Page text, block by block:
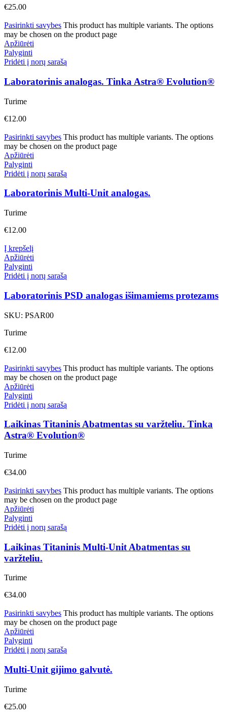
€25.00
Pasirinkti savybes This product has multiple variants. The options
may be chosen on the product page
Apžiūrėti
Palyginti
Pridėti į norų sarašą
Laboratorinis analogas. Tinka Astra® Evolution®
Turime
€12.00
Pasirinkti savybes This product has multiple variants. The options
may be chosen on the product page
Apžiūrėti
Palyginti
Pridėti į norų sarašą
Laboratorinis Multi-Unit analogas.
Turime
€12.00
Į krepšelį
Apžiūrėti
Palyginti
Pridėti į norų sarašą
Laboratorinis PSD analogas išimamiems protezams
SKU: PSAR00
Turime
€12.00
Pasirinkti savybes This product has multiple variants. The options
may be chosen on the product page
Apžiūrėti
Palyginti
Pridėti į norų sarašą
Laikinas Titaninis Abatmentas su varžteliu. Tinka
Astra® Evolution®
Turime
€34.00
Pasirinkti savybes This product has multiple variants. The options
may be chosen on the product page
Apžiūrėti
Palyginti
Pridėti į norų sarašą
Laikinas Titaninis Multi-Unit Abatmentas su
varžteliu.
Turime
€34.00
Pasirinkti savybes This product has multiple variants. The options
may be chosen on the product page
Apžiūrėti
Palyginti
Pridėti į norų sarašą
Multi-Unit gijimo galvutė.
Turime
€25.00